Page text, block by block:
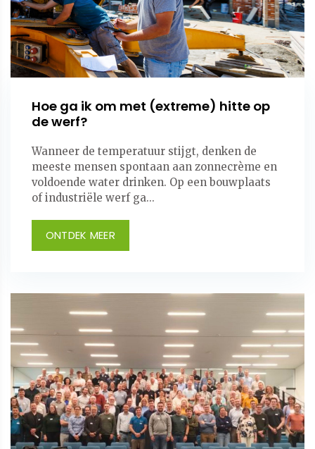
Hoe ga ik om met (extreme) hitte op
de werf?
Wanneer de temperatuur stijgt, denken de
meeste mensen spontaan aan zonnecrème en
voldoende water drinken. Op een bouwplaats
of industriële werf ga...
ONTDEK MEER